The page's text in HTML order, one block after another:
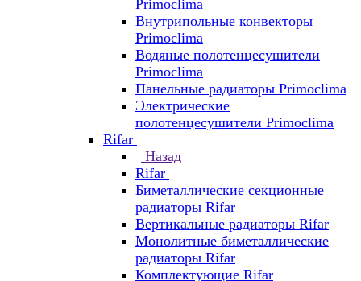
Primoclima
Внутрипольные конвекторы
Primoclima
Водяные полотенцесушители
Primoclima
Панельные радиаторы Primoclima
Электрические
полотенцесушители Primoclima
Rifar
Назад
Rifar
Биметаллические секционные
радиаторы Rifar
Вертикальные радиаторы Rifar
Монолитные биметаллические
радиаторы Rifar
Комплектующие Rifar